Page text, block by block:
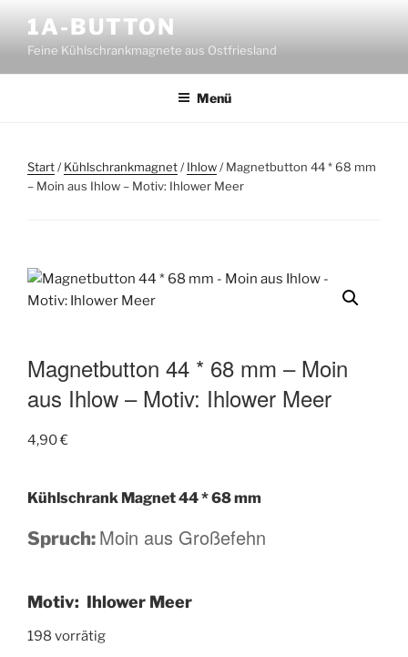
Inhalt
springen
1A-BUTTON
Feine Kühlschrankmagnete aus Ostfriesland
Menü
Start/Kühlschrankmagnet/Ihlow/ Magnetbutton 44 * 68 mm
– Moin aus Ihlow – Motiv: Ihlower Meer
Magnetbutton 44 * 68 mm – Moin
aus Ihlow – Motiv: Ihlower Meer
4,90€
Kühlschrank Magnet 44 * 68 mm
Spruch: Moin aus Großefehn
Motiv: Ihlower Meer
198 vorrätig